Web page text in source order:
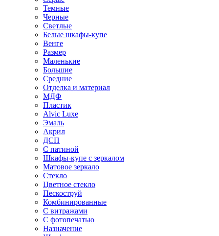
Темные
Черные
Светлые
Белые шкафы-купе
Венге
Размер
Маленькие
Большие
Средние
Отделка и материал
МДФ
Пластик
Alvic Luxe
Эмаль
Акрил
ДСП
С патиной
Шкафы-купе с зеркалом
Матовое зеркало
Стекло
Цветное стекло
Пескоструй
Комбинированные
С витражами
С фотопечатью
Назначение